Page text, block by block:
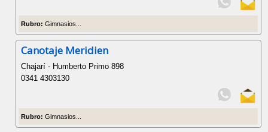
Rubro: Gimnasios...
Canotaje Meridien
Chajarí - Humberto Primo 898
0341 4303130
Rubro: Gimnasios...